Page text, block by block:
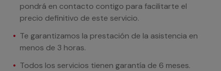
pondrá en contacto contigo para facilitarte el
precio definitivo de este servicio.
Te garantizamos la prestación de la asistencia en
menos de 3 horas.
Todos los servicios tienen garantía de 6 meses.